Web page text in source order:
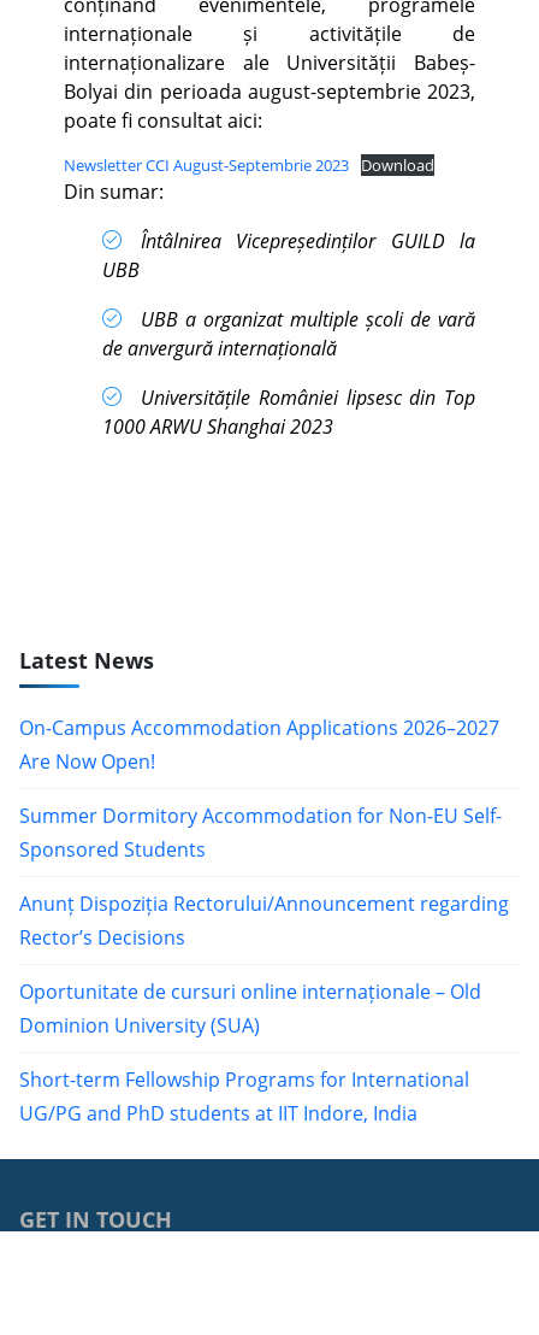
conținând evenimentele, programele
internaționale și activitățile de
internaționalizare ale Universității Babeș-
Bolyai din perioada august-septembrie 2023,
poate fi consultat aici:
Newsletter CCI August-Septembrie 2023 Download
Din sumar:
Întâlnirea Vicepreședinților GUILD la
UBB
UBB a organizat multiple școli de vară
de anvergură internațională
Universitățile României lipsesc din Top
1000 ARWU Shanghai 2023
Latest News
On-Campus Accommodation Applications 2026–2027
Are Now Open!
Summer Dormitory Accommodation for Non-EU Self-
Sponsored Students
Anunț Dispoziția Rectorului/Announcement regarding
Rector’s Decisions
Oportunitate de cursuri online internaționale – Old
Dominion University (SUA)
Short-term Fellowship Programs for International
UG/PG and PhD students at IIT Indore, India
GET IN TOUCH